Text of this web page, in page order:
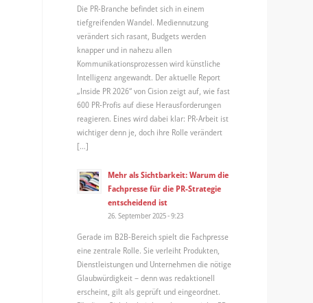
Die PR-Branche befindet sich in einem
tiefgreifenden Wandel. Mediennutzung
verändert sich rasant, Budgets werden
knapper und in nahezu allen
Kommunikationsprozessen wird künstliche
Intelligenz angewandt. Der aktuelle Report
„Inside PR 2026“ von Cision zeigt auf, wie fast
600 PR-Profis auf diese Herausforderungen
reagieren. Eines wird dabei klar: PR-Arbeit ist
wichtiger denn je, doch ihre Rolle verändert
[…]
Mehr als Sichtbarkeit: Warum die
Fachpresse für die PR-Strategie
entscheidend ist
26. September 2025 - 9:23
Gerade im B2B-Bereich spielt die Fachpresse
eine zentrale Rolle. Sie verleiht Produkten,
Dienstleistungen und Unternehmen die nötige
Glaubwürdigkeit – denn was redaktionell
erscheint, gilt als geprüft und eingeordnet.